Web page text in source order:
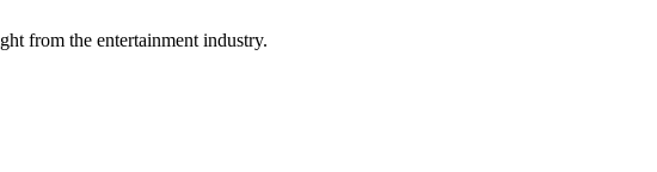
from the entertainment industry.